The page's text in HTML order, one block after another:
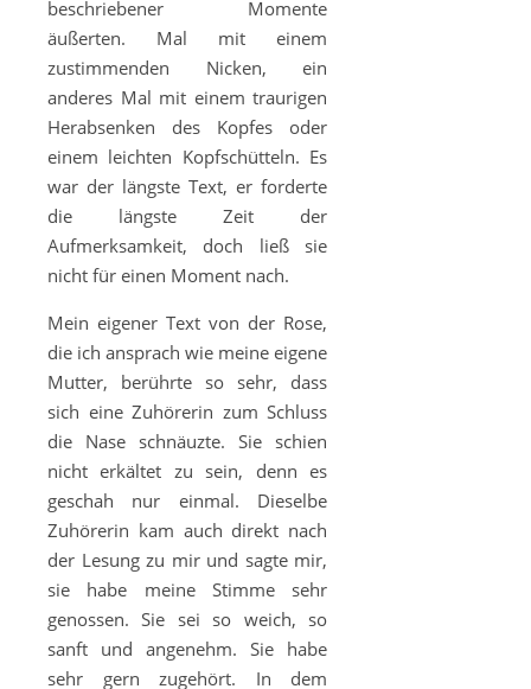
beschriebener Momente
äußerten. Mal mit einem
zustimmenden Nicken, ein
anderes Mal mit einem traurigen
Herabsenken des Kopfes oder
einem leichten Kopfschütteln. Es
war der längste Text, er forderte
die längste Zeit der
Aufmerksamkeit, doch ließ sie
nicht für einen Moment nach.
Mein eigener Text von der Rose,
die ich ansprach wie meine eigene
Mutter, berührte so sehr, dass
sich eine Zuhörerin zum Schluss
die Nase schnäuzte. Sie schien
nicht erkältet zu sein, denn es
geschah nur einmal. Dieselbe
Zuhörerin kam auch direkt nach
der Lesung zu mir und sagte mir,
sie habe meine Stimme sehr
genossen. Sie sei so weich, so
sanft und angenehm. Sie habe
sehr gern zugehört. In dem